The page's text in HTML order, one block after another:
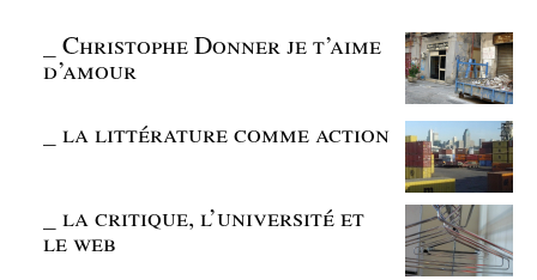
_Christophe Donner je t’aime
d’amour
_la littérature comme action
_la critique, l’université et
le web